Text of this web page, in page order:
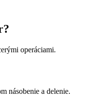
operáciami.
násobenie a delenie.